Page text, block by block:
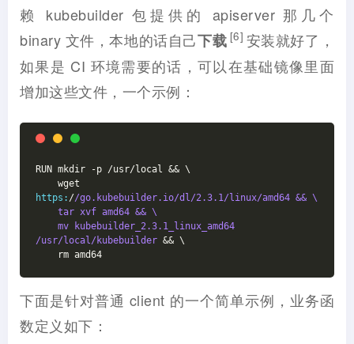
赖 kubebuilder 包提供的 apiserver 那几个
binary 文件，本地的话自己下载 [6] 安装就好了，
如果是 CI 环境需要的话，可以在基础镜像里面
增加这些文件，一个示例：
RUN mkdir -p /usr/local && \
https: //go.kubebuilder.io/dl/2.3.1/linux/amd64 && \
	tar xvf amd64 && \
/usr/local/kubebuilder && \
	rm amd64
下面是针对普通 client 的一个简单示例，业务函
数定义如下：